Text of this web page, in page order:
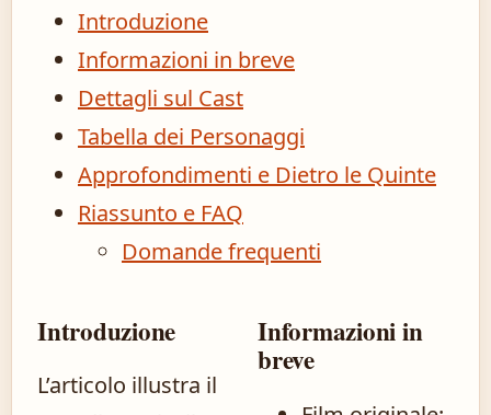
Introduzione
Informazioni in breve
Dettagli sul Cast
Tabella dei Personaggi
Approfondimenti e Dietro le Quinte
Riassunto e FAQ
Domande frequenti
Introduzione
L’articolo illustra il
Informazioni in
breve